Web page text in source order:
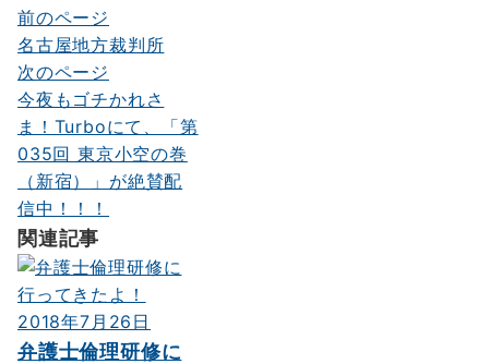
投
稿
ナ
ビ
ゲ
ー
シ
ョ
ン
前のページ
名古屋地方裁判所
次のページ
今夜もゴチかれさ
ま！Turboにて、「第
035回 東京小空の巻
（新宿）」が絶賛配
信中！！！
関連記事
2018年7月26日
弁護士倫理研修に